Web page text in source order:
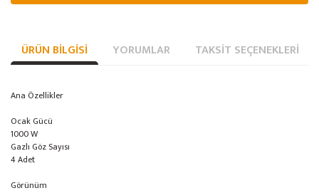
ÜRÜN BILGISI YORUMLAR TAKSIT SEÇENEKLERI
Ana Özellikler
Ocak Gücü
1000 W
Gazlı Göz Sayısı
4 Adet
Görünüm